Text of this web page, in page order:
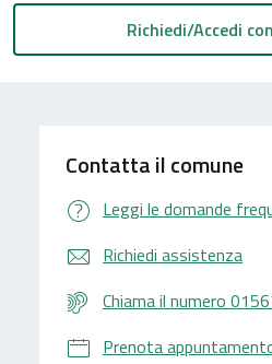
Contatta il comune
Leggi le domande
Richiedi assistenza
Chiama il numero
Prenota